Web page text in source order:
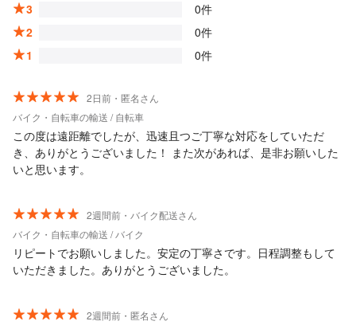
3
0件
2
0件
1
0件
2日前・匿名さん
バイク・自転車の輸送 / 自転車
この度は遠距離でしたが、迅速且つご丁寧な対応をしていただ
き、ありがとうございました！ また次があれば、是非お願いした
いと思います。
2週間前・バイク配送さん
バイク・自転車の輸送 / バイク
リピートでお願いしました。安定の丁寧さです。日程調整もして
いただきました。ありがとうございました。
2週間前・匿名さん